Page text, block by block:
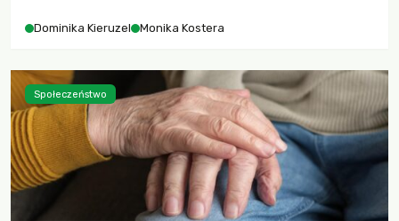
Dominika Kieruzel Monika Kostera
Społeczeństwo